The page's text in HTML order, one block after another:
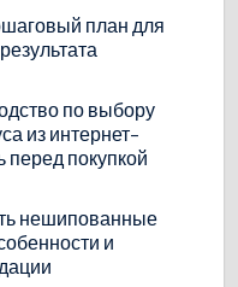
план для
по выбору
из интернет-
перед покупкой
нешипованные
и